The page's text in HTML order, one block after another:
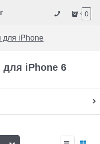
0
для iPhone
iPhone 6